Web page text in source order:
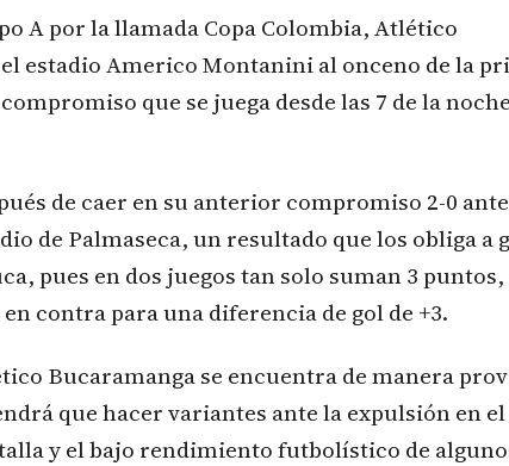
A por la llamada Copa Colombia, Atlético
estadio Americo Montanini al onceno de la
que se juega desde las 7 de la
de caer en su anterior compromiso 2-0 ante
de Palmaseca, un resultado que los obliga a
pues en dos juegos tan solo suman 3
contra para una diferencia de gol de +3.
Bucaramanga se encuentra de manera
que hacer variantes ante la expulsión en
y el bajo rendimiento futbolístico de